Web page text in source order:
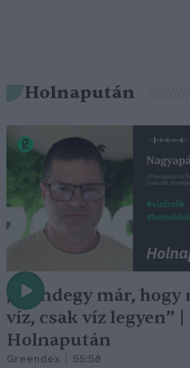
Holnapután
„Mindegy már, hogy
víz, csak víz legyen” |
Holnapután
Greendex 55:58